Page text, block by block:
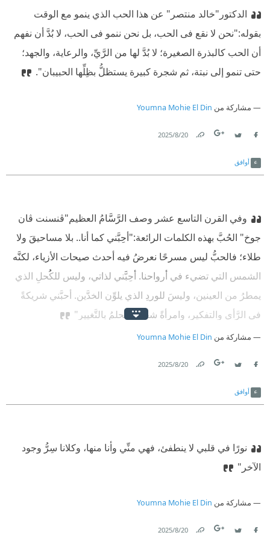
الدكتور"خالد منتصر" عن هذا الحب الذي ينمو مع الوقت
بقوله:"نحن لا نقع فى الحب، بل نحن ننمو فى الحب، لا بُدَّ أن نفهم
أن الحب كالبذرة الصغيرة؛ لا بُدَّ لها من الرَّيِّ، والرعاية، والجهد؛
حتى تنمو إلى نبتة، ثم شجرة كبيرة يستظلُّ بظِلِّها الحبيبان".
مشاركة من Youmna Mohie El Din
20‏/8‏/2025
أوافق
وفي القرن التاسع عشر وصف الرَّسَّامُ العظيم"ڤنسنت ڤان
جوخ" الحُبَّ بهذه الكلمات الرائعة:"أحِبَّني كما أنا.. بلا مساحيقَ ولا
طلاء؛ فالحبُّ ليس مسرحًا نعرضُ فيه أحدث صيحات الأزياء، لكنَّه
الشمس التي تضيء في أرواحنا. أحِبَّني لذاتي، وليس للكُحلِ الذي
يمطرُ من العينين، وليسَ للوردِ الذي يلوِّن الخدَّين. أحبَّني شريكةً
في الرَّأي والتفكير، وامرأةً شجاعةً تحلمُ بالتَّغيير"
مشاركة من Youmna Mohie El Din
20‏/8‏/2025
أوافق
ﻧﻮﺭًﺍ ﻓﻲ ﻗﻠﺒﻲ ﻻ ﻳﻨﻄﻔﺊ، ﻓﻬﻲ ﻣﻨِّﻲ ﻭﺃﻧﺎ ﻣﻨﻬﺎ، ﻭﻛﻼﻧﺎ ﺳِﺮُّ ﻭﺟﻮﺩ
ﺍﻵﺧﺮ"
مشاركة من Youmna Mohie El Din
20‏/8‏/2025